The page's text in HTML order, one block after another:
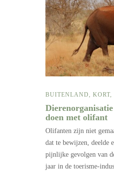
BUITENLAND, KORT,
doen met olifant
Olifanten zijn niet
dat te bewijzen, deelde
pijnlijke gevolgen van
jaar in de toerisme-